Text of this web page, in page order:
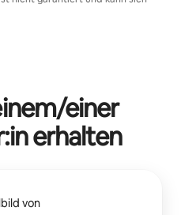
einer
erhalten